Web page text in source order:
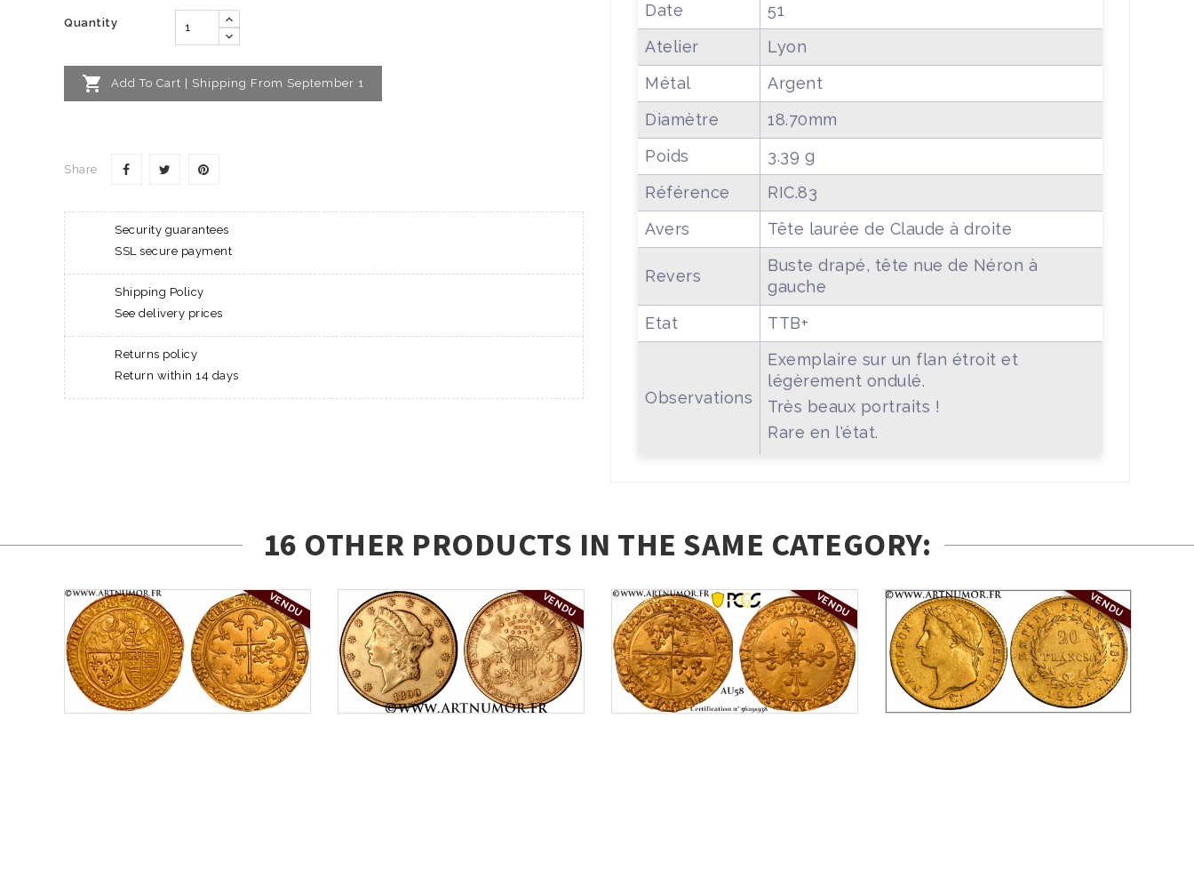
Quantity
 Add To Cart | Shipping From September 1
Share
Security guarantees
SSL secure payment
Shipping Policy
See delivery prices
Returns policy
Return within 14 days
Date
51
Atelier
Lyon
Métal
Argent
Diamètre
18.70mm
Poids
3.39 g
Référence
RIC.83
Avers
Tête laurée de Claude à droite
Revers
Buste drapé, tête nue de Néron à
gauche
Etat
TTB+
Observations
Exemplaire sur un flan étroit et
légèrement ondulé.
Très beaux portraits !
Rare en l'état.
16 OTHER PRODUCTS IN THE SAME CATEGORY:
VENDU VENDU VENDU VENDU